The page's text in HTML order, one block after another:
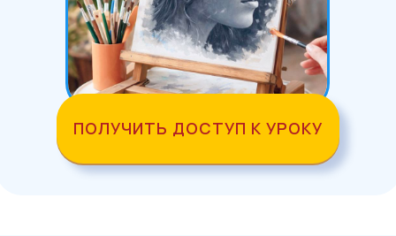
ПОЛУЧИТЬ ДОСТУП К УРОКУ